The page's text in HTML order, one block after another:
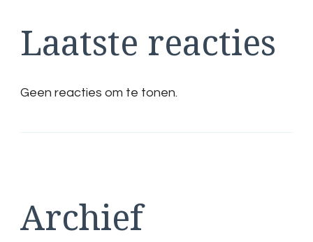
Laatste reacties
Geen reacties om te tonen.
Archief